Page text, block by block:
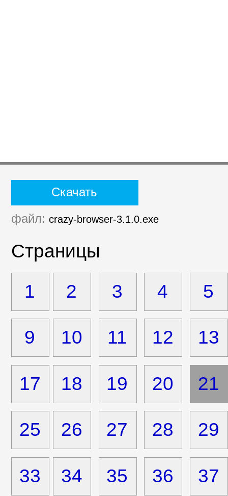
Скачать
Страницы
файл: crazy-browser-3.1.0.exe
1 2 3 4 5
9 10 11 12 13
17 18 19 20
25 26 27 29
28
33 34 37
35 36
21